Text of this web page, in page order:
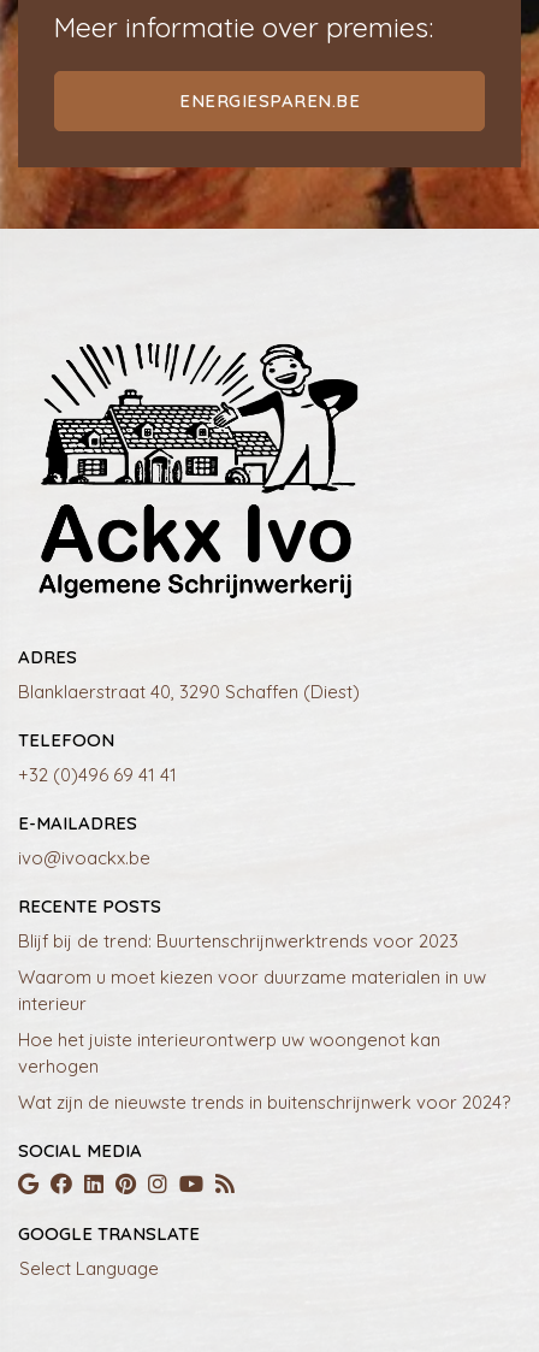
Meer informatie over premies:
ENERGIESPAREN.BE
ADRES
Blanklaerstraat 40, 3290 Schaffen (Diest)
TELEFOON
+32 (0)496 69 41 41
E-MAILADRES
ivo@ivoackx.be
RECENTE POSTS
Blijf bij de trend: Buurtenschrijnwerktrends voor 2023
Waarom u moet kiezen voor duurzame materialen in uw
interieur
Hoe het juiste interieurontwerp uw woongenot kan
verhogen
Wat zijn de nieuwste trends in buitenschrijnwerk voor 2024?
SOCIAL MEDIA
GOOGLE TRANSLATE
Select Language